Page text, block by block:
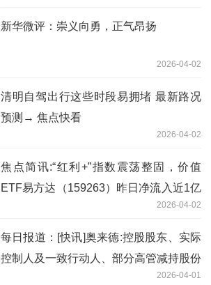
新华微评：崇义向勇，正气昂扬
2026-04-02
清明自驾出行这些时段易拥堵 最新路况
预测→ 焦点快看
2026-04-02
焦点简讯:“红利+”指数震荡整固，价值
ETF易方达（159263）昨日净流入近1亿
2026-04-02
每日报道：[快讯]奥来德:控股股东、实际
控制人及一致行动人、部分高管减持股份
2026-04-01